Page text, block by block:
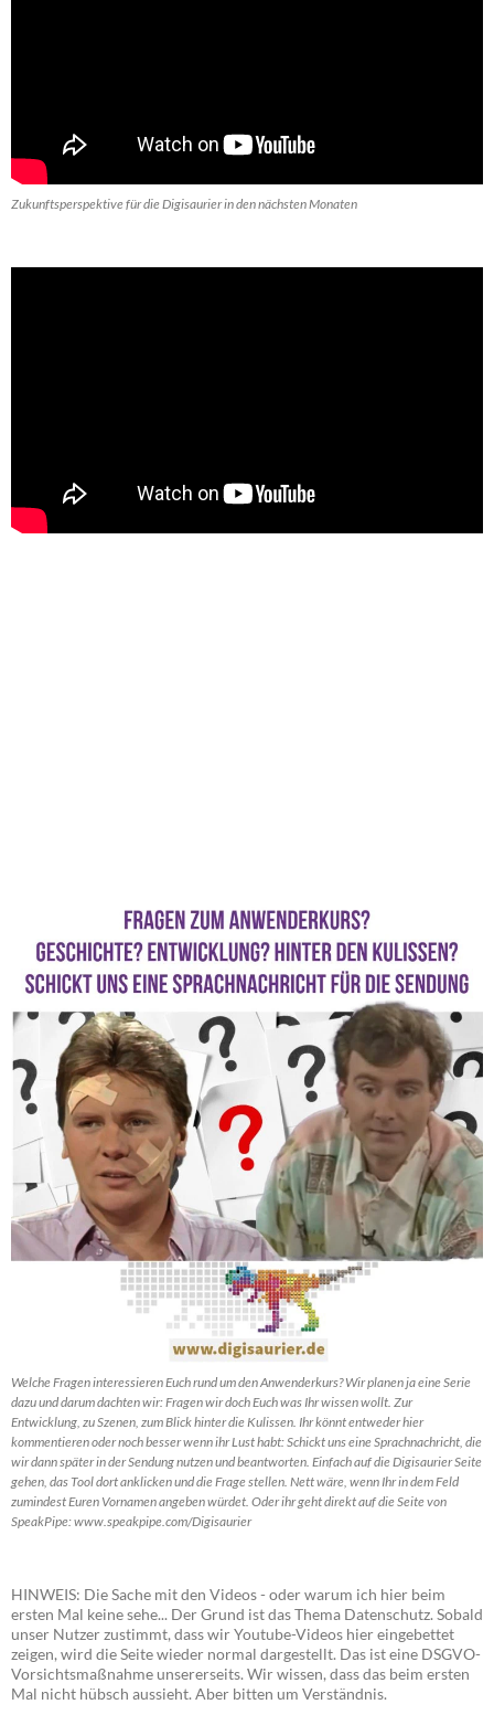
Zukunftsperspektive für die Digisaurier in den nächsten Monaten
Welche Fragen interessieren Euch rund um den Anwenderkurs? Wir planen ja eine Serie
dazu und darum dachten wir: Fragen wir doch Euch was Ihr wissen wollt. Zur
Entwicklung, zu Szenen, zum Blick hinter die Kulissen. Ihr könnt entweder hier
kommentieren oder noch besser wenn ihr Lust habt: Schickt uns eine Sprachnachricht, die
wir dann später in der Sendung nutzen und beantworten. Einfach auf die Digisaurier Seite
gehen, das Tool dort anklicken und die Frage stellen. Nett wäre, wenn Ihr in dem Feld
zumindest Euren Vornamen angeben würdet. Oder ihr geht direkt auf die Seite von
SpeakPipe: www.speakpipe.com/Digisaurier
HINWEIS: Die Sache mit den Videos - oder warum ich hier beim
ersten Mal keine sehe... Der Grund ist das Thema Datenschutz. Sobald
unser Nutzer zustimmt, dass wir Youtube-Videos hier eingebettet
zeigen, wird die Seite wieder normal dargestellt. Das ist eine DSGVO-
Vorsichtsmaßnahme unsererseits. Wir wissen, dass das beim ersten
Mal nicht hübsch aussieht. Aber bitten um Verständnis.